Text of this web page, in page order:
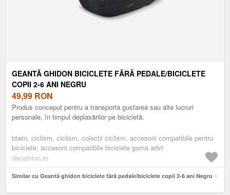
GEANTĂ GHIDON BICICLETE FĂRĂ PEDALE/BICICLETE
COPII 2-6 ANI NEGRU
49,99 RON
Produs conceput pentru a transporta gustarea sau alte lucruri
personale, în timpul deplasărilor pe bicicletă.
btwin, ciclism, ciclism, colecții ciclism, accesorii compatibile pentru
biciclete, accesorii compatibile biciclete gama advt
decathlon.ro
Similar cu Geantă ghidon biciclete fără pedale/biciclete copii 2-6 ani Negru